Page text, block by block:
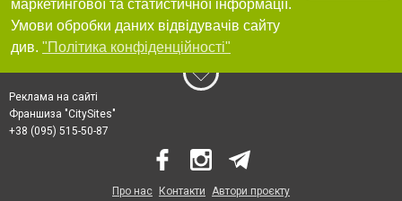
маркетингової та статистичної інформації.
Умови обробки даних відвідувачів сайту
див. "Політика конфіденційності"
Реклама на сайті
Франшиза "CitySites"
+38 (095) 515-50-87
Про нас Контакти Автори проєкту